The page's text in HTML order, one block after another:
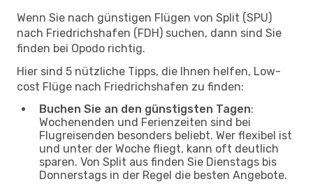
Wenn Sie nach günstigen Flügen von Split (SPU)
nach Friedrichshafen (FDH) suchen, dann sind Sie
finden bei Opodo richtig.
Hier sind 5 nützliche Tipps, die Ihnen helfen, Low-
cost Flüge nach Friedrichshafen zu finden:
Buchen Sie an den günstigsten Tagen:
Wochenenden und Ferienzeiten sind bei
Flugreisenden besonders beliebt. Wer flexibel ist
und unter der Woche fliegt, kann oft deutlich
sparen. Von Split aus finden Sie Dienstags bis
Donnerstags in der Regel die besten Angebote.